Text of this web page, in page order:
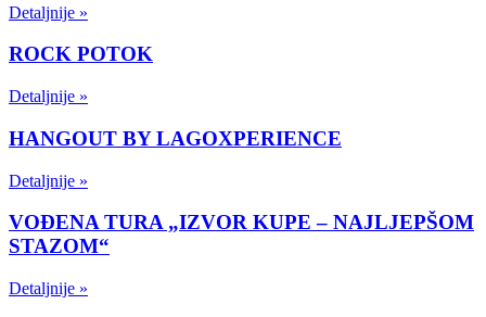
Detaljnije »
ROCK POTOK
Detaljnije »
HANGOUT BY LAGOXPERIENCE
Detaljnije »
VOĐENA TURA „IZVOR KUPE – NAJLJEPŠOM
STAZOM“
Detaljnije »